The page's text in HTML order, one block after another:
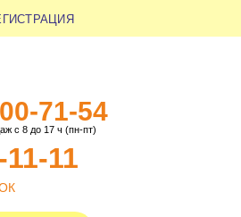
71-54
с 8 до 17 ч (пн-пт)
11